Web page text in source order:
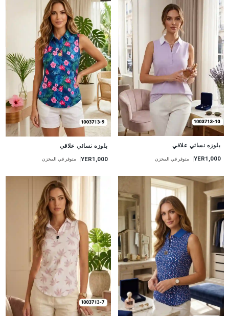
جديد
بلوزه نسائي علاقي
YER1,000 متوفر في المخزن
بلوزه نسائي علاقي
YER1,000 متوفر في المخزن